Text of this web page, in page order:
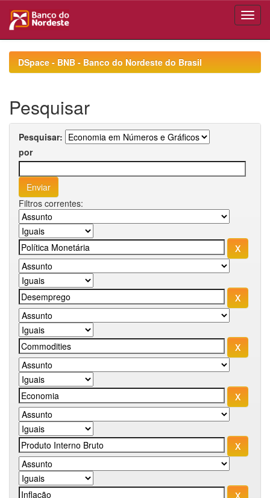
navigationDSpace - BNB - Banco do Nordeste do Brasil
Pesquisar
Pesquisar:
por
Filtros correntes: